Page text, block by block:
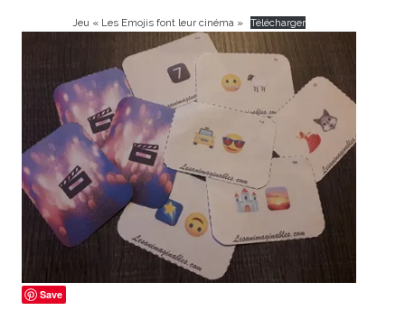
Jeu « Les Emojis font leur cinéma » Télécharger
Save